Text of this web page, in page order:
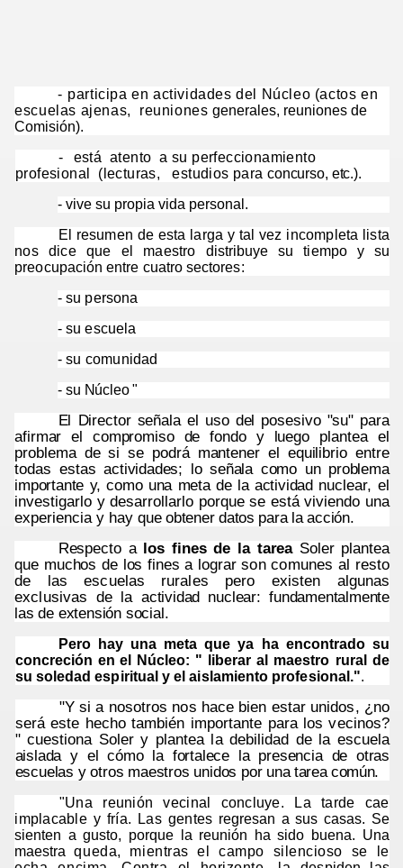
- participa en actividades del Núcleo (actos en
escuelas ajenas,
reunionesgenerales, reuniones de
Comisión).
-
está atento a su perfeccionamiento
profesional
(lecturas, estudios para concurso, etc.).
- vive su propia vida personal.
El resumen de esta larga y tal vez incompleta lista
nos dice que el maestro distribuye su tiempo y su
preocupación entre cuatro sectores:
- su persona
- su escuela
- su comunidad
- su Núcleo "
El Director señala el uso del posesivo "su" para
afirmar el compromiso de fondo y luego plantea el
problema de si se podrá mantener el equilibrio entre
todas estasactividades; lo señala como un problema
importante y, como una meta de la actividad nuclear, el
investigarlo y desarrollarlo porque se está viviendo una
experiencia y hayque obtener datos para la acción.
Respecto a los fines de la tarea Soler plantea
que muchos de los fines a lograrson comunes al resto
de las escuelas rurales pero existen algunas
exclusivas de la actividad nuclear: fundamentalmente
las de extensión social.
Pero hay una meta que ya ha encontrado su
concreción en el Núcleo: "
liberar al maestro rural de
su soledad espiritual y el aislamiento profesional.".
"Y si a nosotros nos hace bien estar unidos, ¿no
será este hecho también importante para los vecinos?
" cuestiona Soler y plantea la debilidad de la escuela
aislada y el cómo la fortalece la presencia de otras
escuelas y otros maestros unidos por una tarea común.
"Una reunión vecinal concluye. La tarde cae
implacable y fría. Las gentes regresan a sus casas. Se
sienten a gusto, porque la reunión ha sido buena. Una
maestraqueda, mientras el campo silencioso se le
60 de La Mina